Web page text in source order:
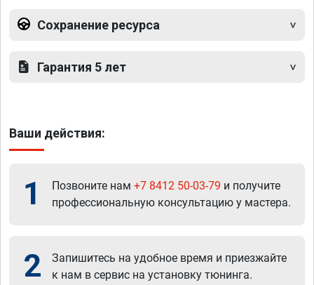
Сохранение ресурса
Гарантия 5 лет
Ваши действия:
1 Позвоните нам +7 8412 50-03-79 и получите
профессиональную консультацию у мастера.
2
Запишитесь на удобное время и приезжайте
к нам в сервис на установку тюнинга.